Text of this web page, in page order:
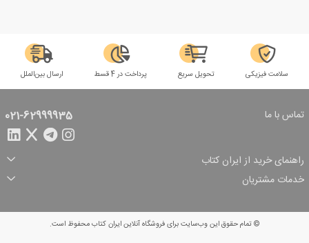
سلامت فیزیکی تحویل سریع پرداخت در 4 قسط ارسال بین‌الملل
تماس با ما 021-62999935
راهنمای خرید از ایران کتاب
ثبت سفارش
شرایط ارسال سفارش
شیوه پرداخت
تخفیف‌های خرید
خدمات مشتریان
© تمام حقوق این وب‌سایت برای فروشگاه آنلاین ایران کتاب محفوظ است.